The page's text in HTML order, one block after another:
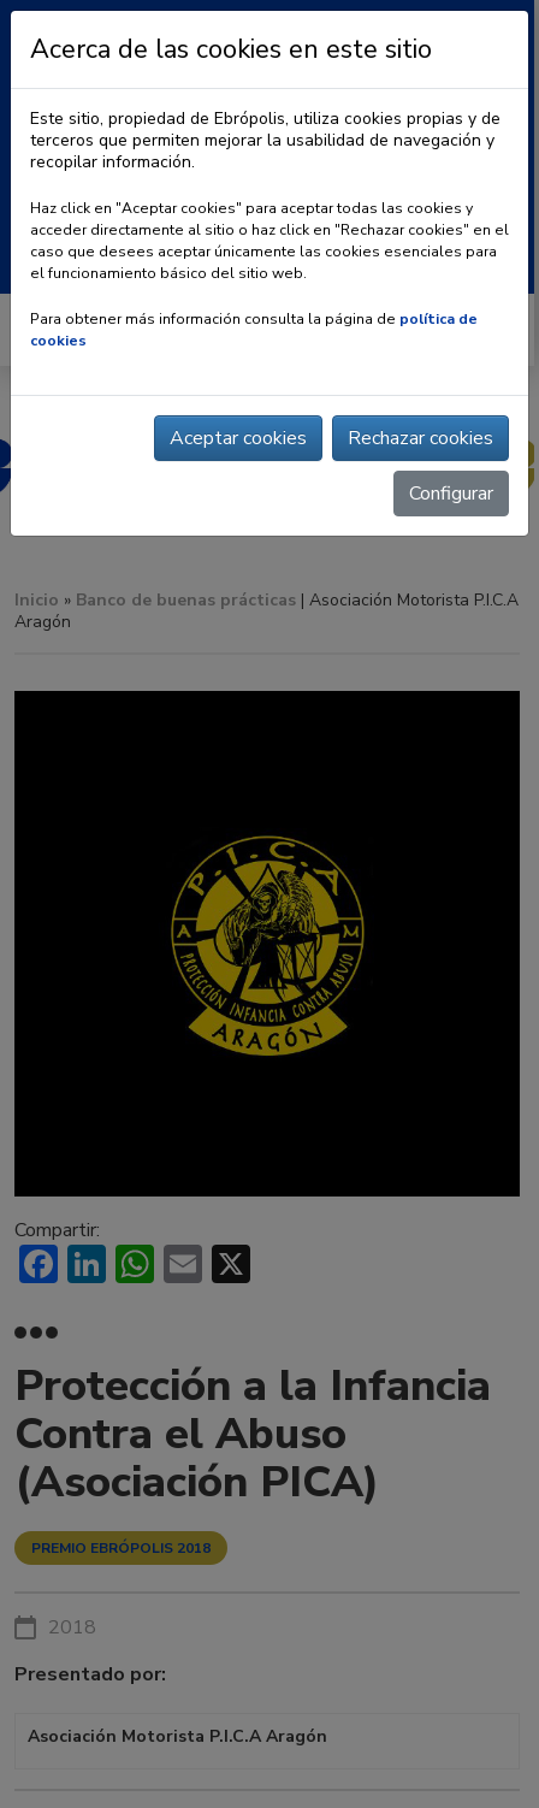
BLOG | CONTACTO
Buscar:
Inicio » Banco de buenas prácticas | Asociación Motorista P.I.C.A
Aragón
Compartir:
Facebook
LinkedIn
WhatsApp
Email
Protección a la Infancia
Contra el Abuso
(Asociación PICA)
PREMIO EBRÓPOLIS 2018
2018
Presentado por:
Asociación Motorista P.I.C.A Aragón
Acerca de las cookies en este sitio
Este sitio, propiedad de Ebrópolis, utiliza cookies propias y de
terceros que permiten mejorar la usabilidad de navegación y
recopilar información.
Haz click en "Aceptar cookies" para aceptar todas las cookies y
acceder directamente al sitio o haz click en "Rechazar cookies" en el
caso que desees aceptar únicamente las cookies esenciales para
el funcionamiento básico del sitio web.
Para obtener más información consulta la página de política de
cookies
Aceptar cookies Rechazar cookies
Configurar